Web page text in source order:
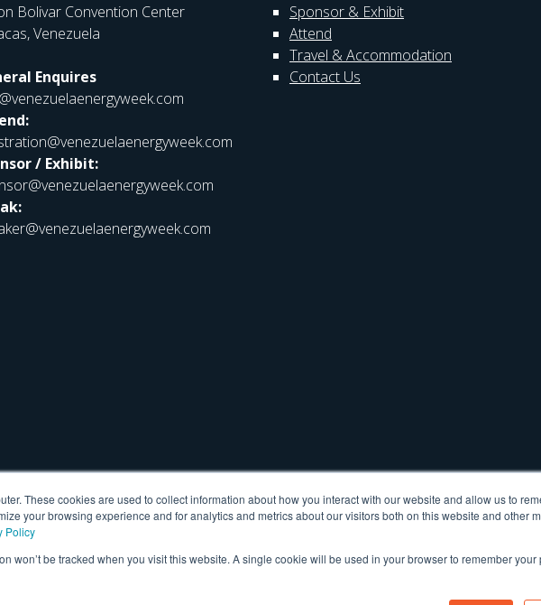
These cookies are used to collect information about how you interact with our website and allow us to
your browsing experience and for analytics and metrics about our visitors both on this website and other
Policy
won’t be tracked when you visit this website. A single cookie will be used in your browser to remember your
Bolivar Convention Center
Venezuela
Enquires
/ Exhibit:
Sponsor & Exhibit
Attend
Travel & Accommodation
Contact Us